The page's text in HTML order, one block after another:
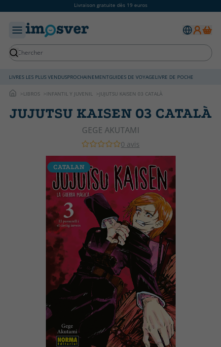
Livraison gratuite dès 19 euros
LIVRES LES PLUS VENDUSPROCHAINEMENTGUIDES DE VOYAGELIVRE DE POCHE
LIBROS INFANTIL Y JUVENIL JUJUTSU KAISEN 03 CATALÀ
JUJUTSU KAISEN 03 CATALÀ
GEGE AKUTAMI
0 avis
CATALAN